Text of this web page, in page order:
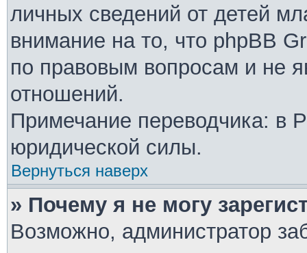
личных сведений от детей
внимание на то, что phpBB
по правовым вопросам и не
отношений.
Примечание переводчика: в
юридической силы.
Вернуться наверх
» Почему я не могу
Возможно, администратор